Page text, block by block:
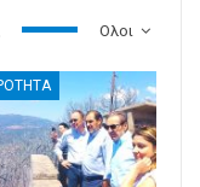
Ολοι